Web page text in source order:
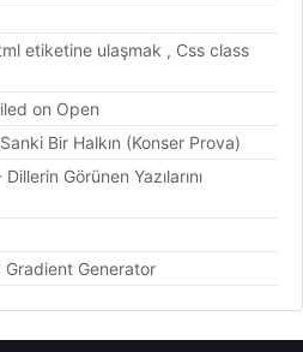
etiketine ulaşmak , Css class
on Open
Bir Halkın (Konser Prova)
Görünen Yazılarını
Gradient Generator